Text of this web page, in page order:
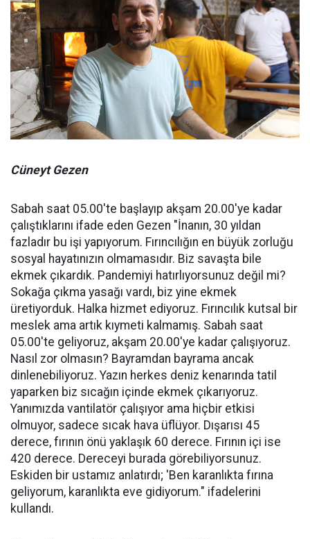
Cüneyt Gezen
Sabah saat 05.00'te başlayıp akşam 20.00'ye kadar
çalıştıklarını ifade eden Gezen "İnanın, 30 yıldan
fazladır bu işi yapıyorum. Fırıncılığın en büyük zorluğu
sosyal hayatınızın olmamasıdır. Biz savaşta bile
ekmek çıkardık. Pandemiyi hatırlıyorsunuz değil mi?
Sokağa çıkma yasağı vardı, biz yine ekmek
üretiyorduk. Halka hizmet ediyoruz. Fırıncılık kutsal bir
meslek ama artık kıymeti kalmamış. Sabah saat
05.00'te geliyoruz, akşam 20.00'ye kadar çalışıyoruz.
Nasıl zor olmasın? Bayramdan bayrama ancak
dinlenebiliyoruz. Yazın herkes deniz kenarında tatil
yaparken biz sıcağın içinde ekmek çıkarıyoruz.
Yanımızda vantilatör çalışıyor ama hiçbir etkisi
olmuyor, sadece sıcak hava üflüyor. Dışarısı 45
derece, fırının önü yaklaşık 60 derece. Fırının içi ise
420 derece. Dereceyi burada görebiliyorsunuz.
Eskiden bir ustamız anlatırdı; 'Ben karanlıkta fırına
geliyorum, karanlıkta eve gidiyorum." ifadelerini
kullandı.